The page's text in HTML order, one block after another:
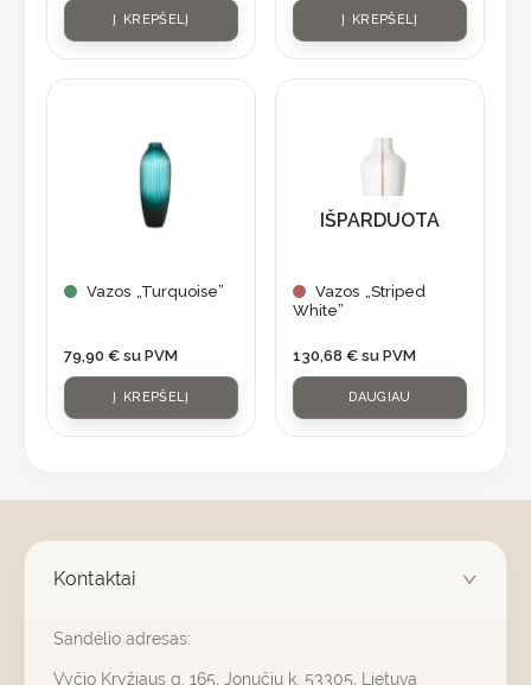
Į KREPŠELĮ Į KREPŠELĮ
Vazos „Turquoise”
79,90 € su PVM
Į KREPŠELĮ
IŠPARDUOTA
Vazos „Striped
White”
130,68 € su PVM
DAUGIAU
Kontaktai
Sandėlio adresas:
Vyčio Kryžiaus g. 165, Jonučių k. 53305, Lietuva